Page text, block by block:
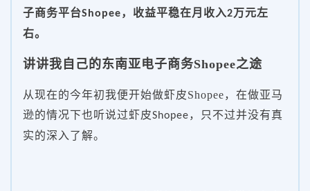
子商务平台Shopee，收益平稳在月收入2万元左
右。
讲讲我自己的东南亚电子商务Shopee之途
从现在的今年初我便开始做虾皮Shopee，在做亚马
逊的情况下也听说过虾皮Shopee，只不过并没有真
实的深入了解。